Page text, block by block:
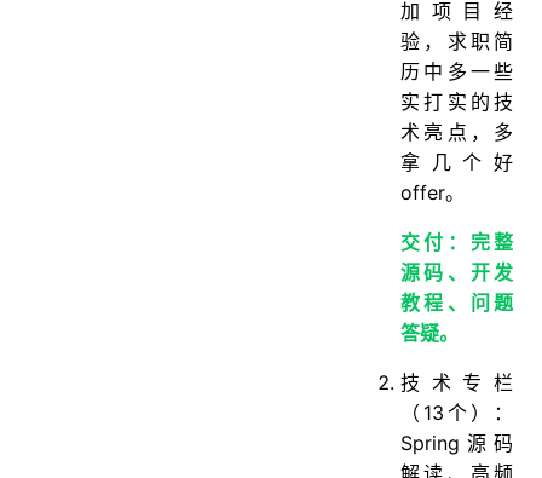
加项目经
验，求职简
历中多一些
实打实的技
术亮点，多
拿几个好
offer。
交付：完整
源码、开发
教程、问题
答疑。
技术专栏
（13个）：
Spring源码
解读、高频